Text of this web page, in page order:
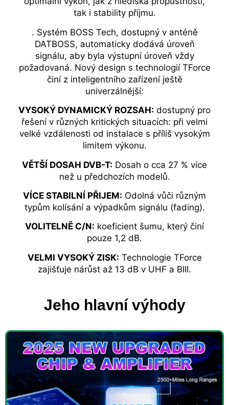
tak i stability příjmu.
. Systém BOSS Tech, dostupný v anténě
DATBOSS, automaticky dodává úroveň
signálu, aby byla výstupní úroveň vždy
požadovaná. Nový design s technologií TForce
činí z inteligentního zařízení ještě
univerzálnější:
VYSOKÝ DYNAMICKÝ ROZSAH: dostupný pro
řešení v různých kritických situacích: při velmi
velké vzdálenosti od instalace s příliš vysokým
limitem výkonu.
VĚTŠÍ DOSAH DVB-T: Dosah o cca 27 % více
než u předchozích modelů.
VÍCE STABILNÍ PŘIJEM: Odolná vůči různým
typům kolísání a výpadkům signálu (fading).
VOLITELNĚ C/N: koeficient šumu, který činí
pouze 1,2 dB.
VELMI VYSOKÝ ZISK: Technologie TForce
zajišťuje nárůst až 13 dB v UHF a BIII.
Jeho hlavní výhody